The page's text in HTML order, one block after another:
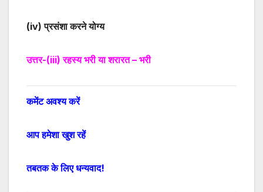
(iv) प्रसंशा करने योग्य
उत्तर-(iii) रहस्य भरी या शरारत – भरी
कमेंट अवश्य करें
आप हमेशा खुश रहें
तबतक के लिए धन्यवाद!